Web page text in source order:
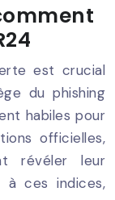
est crucial
du phishing
habiles pour
officielles,
révéler leur
ces indices,